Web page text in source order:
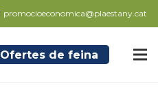
promocioeconomica@plaestany.cat
Ofertes de feina